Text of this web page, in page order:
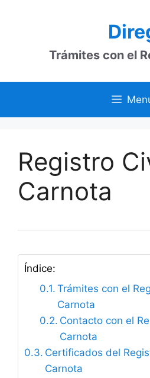
Trámites con el
Registro
Carnota
Índice:
Trámites con el
Carnota
Contacto con el
Carnota
Certificados del
Carnota